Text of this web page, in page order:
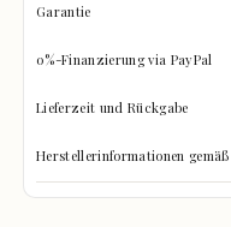
Garantie
0%-Finanzierung via PayPal
Lieferzeit und Rückgabe
Herstellerinformationen